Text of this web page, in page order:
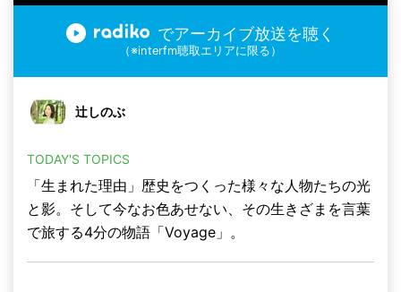
でアーカイブ放送を聴く
（※interfm聴取エリアに限る）
辻しのぶ
TODAY'S TOPICS
「生まれた理由」歴史をつくった様々な人物たちの光
と影。そして今なお色あせない、その生きざまを言葉
で旅する4分の物語「Voyage」。